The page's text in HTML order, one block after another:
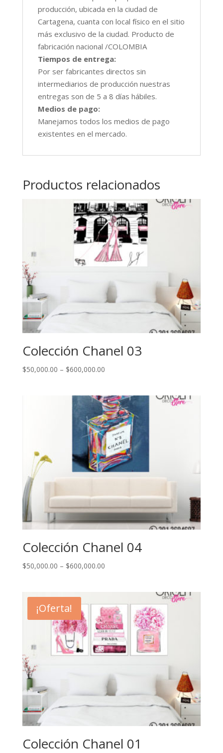
producción, ubicada en la ciudad de
Cartagena, cuanta con local físico en el sitio
más exclusivo de la ciudad. Producto de
fabricación nacional /COLOMBIA
Tiempos de entrega:
Por ser fabricantes directos sin
intermediarios de producción nuestras
entregas son de 5 a 8 días hábiles.
Medios de pago:
Manejamos todos los medios de pago
existentes en el mercado.
Productos relacionados
Colección Chanel 03
$50,000.00 – $600,000.00
Colección Chanel 04
$50,000.00 – $600,000.00
¡Oferta!
Colección Chanel 01